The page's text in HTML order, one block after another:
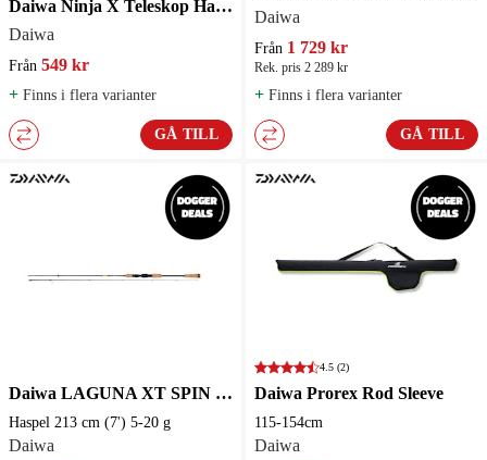
Daiwa Ninja X Teleskop Haspelspö
Daiwa
Från 549 kr
+ Finns i flera varianter
GÅ TILL
Daiwa
Från 1 729 kr
Rek. pris 2 289 kr
+ Finns i flera varianter
GÅ TILL
Daiwa LAGUNA XT SPIN Haspelspö
Haspel 213 cm (7') 5-20 g
Daiwa
4.5 (2)
Daiwa Prorex Rod Sleeve
115-154cm
Daiwa